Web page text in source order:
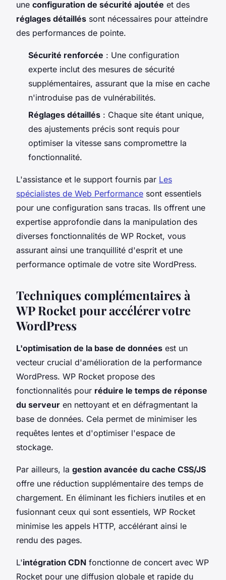
une configuration de sécurité ajoutée et des
réglages détaillés sont nécessaires pour atteindre
des performances de pointe.
Sécurité renforcée : Une configuration
experte inclut des mesures de sécurité
supplémentaires, assurant que la mise en cache
n'introduise pas de vulnérabilités.
Réglages détaillés : Chaque site étant unique,
des ajustements précis sont requis pour
optimiser la vitesse sans compromettre la
fonctionnalité.
L'assistance et le support fournis par Les
spécialistes de Web Performance sont essentiels
pour une configuration sans tracas. Ils offrent une
expertise approfondie dans la manipulation des
diverses fonctionnalités de WP Rocket, vous
assurant ainsi une tranquillité d'esprit et une
performance optimale de votre site WordPress.
Techniques complémentaires à
WP Rocket pour accélérer votre
WordPress
L'optimisation de la base de données est un
vecteur crucial d'amélioration de la performance
WordPress. WP Rocket propose des
fonctionnalités pour réduire le temps de réponse
du serveur en nettoyant et en défragmentant la
base de données. Cela permet de minimiser les
requêtes lentes et d'optimiser l'espace de
stockage.
Par ailleurs, la gestion avancée du cache CSS/JS
offre une réduction supplémentaire des temps de
chargement. En éliminant les fichiers inutiles et en
fusionnant ceux qui sont essentiels, WP Rocket
minimise les appels HTTP, accélérant ainsi le
rendu des pages.
L'intégration CDN fonctionne de concert avec WP
Rocket pour une diffusion globale et rapide du